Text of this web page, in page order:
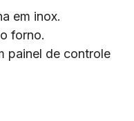
em inox.
forno.
painel de controle